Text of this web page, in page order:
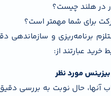
در هلند چیست؟
برای شما مهمتر است؟
برنامه‌ریزی و
عبارتند از:
مورد نظر
آنها، حال نوبت به بررسی